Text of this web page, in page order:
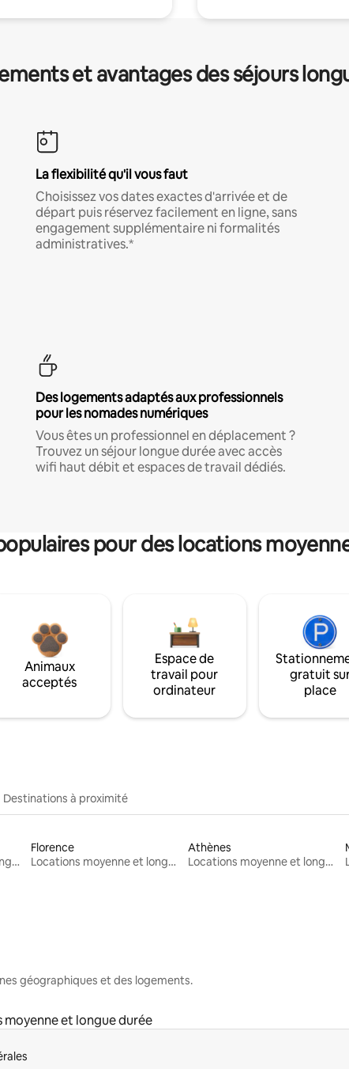
et avantages des séjours
La flexibilité qu'il vous faut
Choisissez vos dates exactes d'arrivée et de
départ puis réservez facilement en ligne, sans
engagement supplémentaire ni formalités
administratives.*
Des logements adaptés aux professionnels
pour les nomades numériques
Vous êtes un professionnel en déplacement ?
Trouvez un séjour longue durée avec accès
wifi haut débit et espaces de travail dédiés.
pour des locations
Animaux
acceptés
Espace de
travail pour
ordinateur
gratuit
place
Destinations à proximité
Locations moyenne et longue durée
Florence
Locations moyenne et longue durée
Athènes
Locations moyenne et longue durée
géographiques et des logements.
moyenne et longue durée